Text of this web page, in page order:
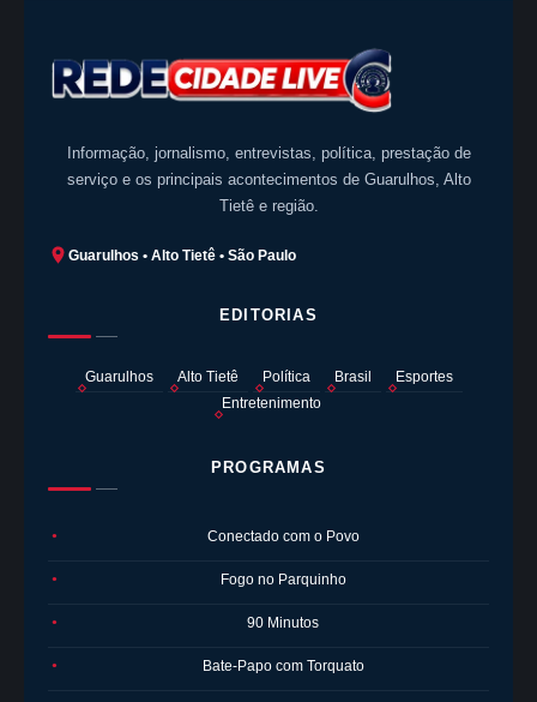
Informação, jornalismo, entrevistas, política, prestação de
serviço e os principais acontecimentos de Guarulhos, Alto
Tietê e região.
Guarulhos • Alto Tietê • São Paulo
EDITORIAS
Guarulhos Alto Tietê Política Brasil
Esportes
Entretenimento
PROGRAMAS
● Conectado com o Povo
● Fogo no Parquinho
● 90 Minutos
● Bate-Papo com Torquato